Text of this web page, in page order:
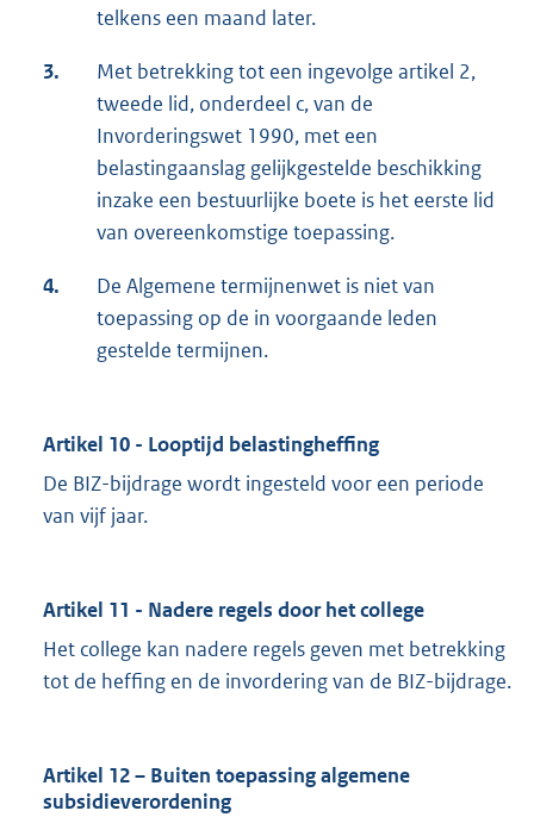
telkens een maand later.
3.
Met betrekking tot een ingevolge artikel 2,
tweede lid, onderdeel c, van de
Invorderingswet 1990, met een
belastingaanslag gelijkgestelde beschikking
inzake een bestuurlijke boete is het eerste lid
van overeenkomstige toepassing.
4.
De Algemene termijnenwet is niet van
toepassing op de in voorgaande leden
gestelde termijnen.
Artikel 10 - Looptijd belastingheffing
De BIZ-bijdrage wordt ingesteld voor een periode
van vijf jaar.
Artikel 11 - Nadere regels door het college
Het college kan nadere regels geven met betrekking
tot de heffing en de invordering van de BIZ-bijdrage.
Artikel 12 – Buiten toepassing algemene
subsidieverordening